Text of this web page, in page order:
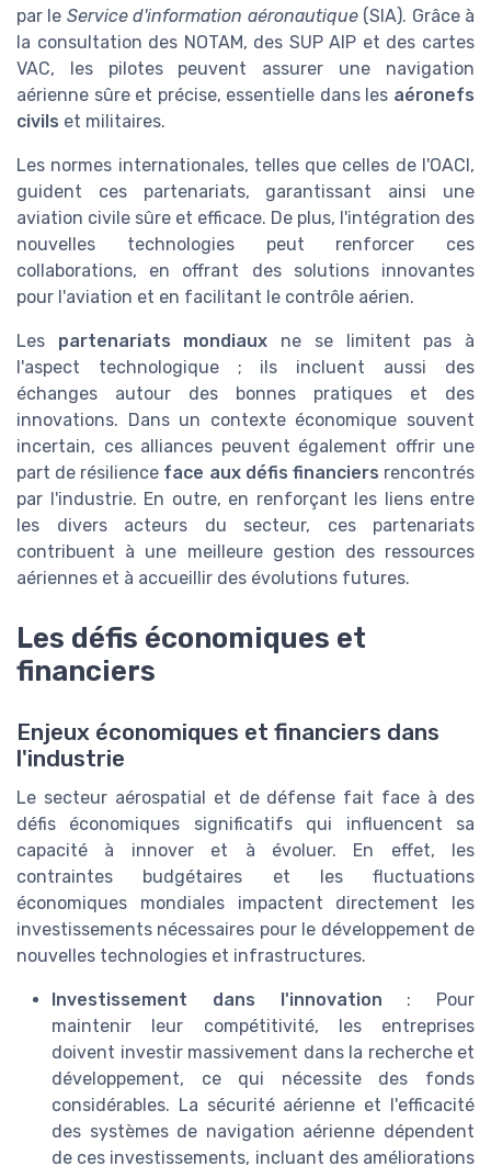
par le Service d'information aéronautique(SIA). Grâce à
la consultation des NOTAM, des SUP AIP et des cartes
VAC, les pilotes peuvent assurer une navigation
aérienne sûre et précise, essentielle dans les aéronefs
civils et militaires.
Les normes internationales, telles que celles de l'OACI,
guident ces partenariats, garantissant ainsi une
aviation civile sûre et efficace. De plus, l'intégration des
nouvelles technologies peut renforcer ces
collaborations, en offrant des solutions innovantes
pour l'aviation et en facilitant le contrôle aérien.
Les partenariats mondiaux ne se limitent pas à
l'aspect technologique ; ils incluent aussi des
échanges autour des bonnes pratiques et des
innovations. Dans un contexte économique souvent
incertain, ces alliances peuvent également offrir une
part de résilience face aux défis financiers rencontrés
par l'industrie. En outre, en renforçant les liens entre
les divers acteurs du secteur, ces partenariats
contribuent à une meilleure gestion des ressources
aériennes et à accueillir des évolutions futures.
Les défis économiques et
financiers
Enjeux économiques et financiers dans
l'industrie
Le secteur aérospatial et de défense fait face à des
défis économiques significatifs qui influencent sa
capacité à innover et à évoluer. En effet, les
contraintes budgétaires et les fluctuations
économiques mondiales impactent directement les
investissements nécessaires pour le développement de
nouvelles technologies et infrastructures.
Investissement dans l'innovation : Pour
maintenir leur compétitivité, les entreprises
doivent investir massivement dans la recherche et
développement, ce qui nécessite des fonds
considérables. La sécurité aérienne et l'efficacité
des systèmes de navigation aérienne dépendent
de ces investissements, incluant des améliorations